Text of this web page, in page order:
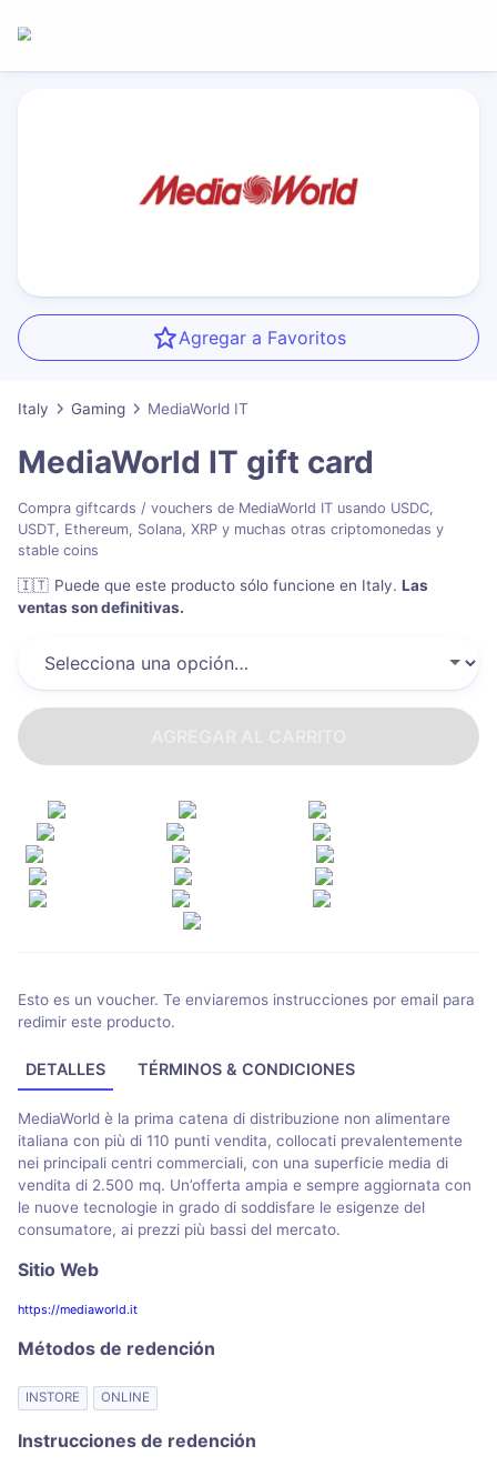
Agregar a Favoritos
Italy Gaming MediaWorld IT
MediaWorld IT gift card
Compra giftcards / vouchers de MediaWorld IT usando USDC,
USDT, Ethereum, Solana, XRP y muchas otras criptomonedas y
stable coins
🇮🇹 Puede que este producto sólo funcione en Italy. Las
ventas son definitivas.
Esto es un voucher. Te enviaremos instrucciones por email para
redimir este producto.
DETALLES TÉRMINOS & CONDICIONES
MediaWorld è la prima catena di distribuzione non alimentare
italiana con più di 110 punti vendita, collocati prevalentemente
nei principali centri commerciali, con una superficie media di
vendita di 2.500 mq. Un’offerta ampia e sempre aggiornata con
le nuove tecnologie in grado di soddisfare le esigenze del
consumatore, ai prezzi più bassi del mercato.
Sitio Web
https://mediaworld.it
Métodos de redención
INSTORE ONLINE
Instrucciones de redención